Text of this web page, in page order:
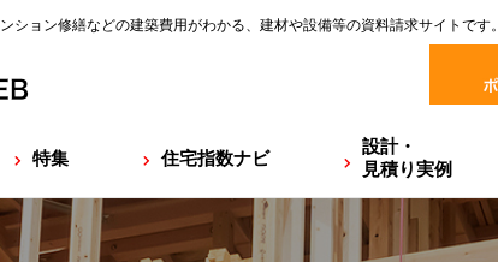
ション修繕などの建築費用がわかる、建材や設備等の資料請求サイトです。
特集 住宅指数ナビ
設計・
見積り実例